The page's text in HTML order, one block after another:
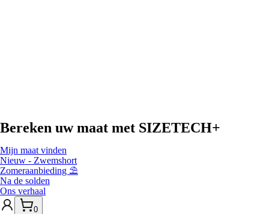
Bereken uw maat met SIZETECH+
Mijn maat vinden
Nieuw - Zwemshort
Zomeraanbieding ⛱️
Na de solden
Ons verhaal
0